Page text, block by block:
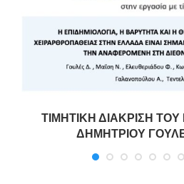
ΤΙΜΗΤΙΚΗ ΔΙΑΚΡΙΣΗ
ΔΗΜΗΤΡΙΟΥ